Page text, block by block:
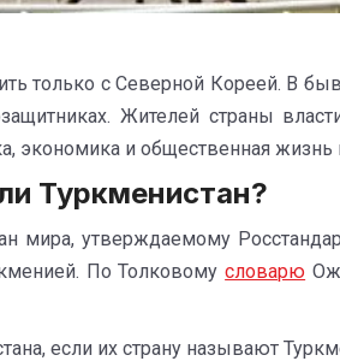
только с Северной Кореей. В
Жителей страны
экономика и общественная жизнь
Туркменистан?
мира, утверждаемому
По Толковомусловарю
если их страну называют